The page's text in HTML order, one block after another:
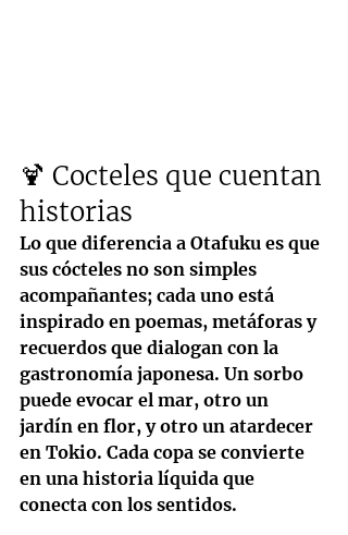
🍹 Cocteles que cuentan
historias
Lo que diferencia a Otafuku es que
sus cócteles no son simples
acompañantes; cada uno está
inspirado en poemas, metáforas y
recuerdos que dialogan con la
gastronomía japonesa. Un sorbo
puede evocar el mar, otro un
jardín en flor, y otro un atardecer
en Tokio. Cada copa se convierte
en una historia líquida que
conecta con los sentidos.